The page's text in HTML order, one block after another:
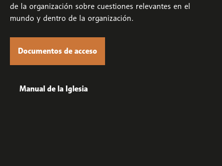
de la organización sobre cuestiones relevantes en el
mundo y dentro de la organización.
Documentos de acceso
Manual de la Iglesia